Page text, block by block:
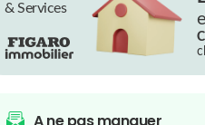
& Services
A ne pas manquer